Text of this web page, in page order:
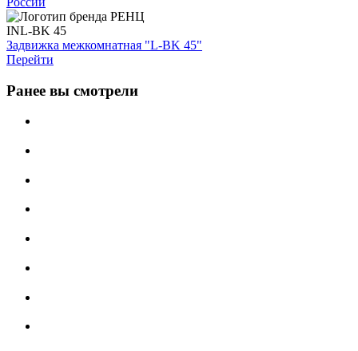
INL-BK 45
Задвижка межкомнатная "L-BK 45"
Перейти
Ранее вы смотрели